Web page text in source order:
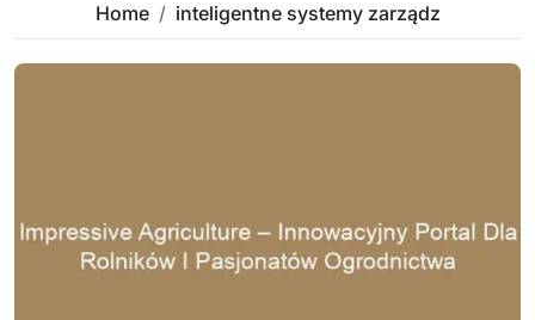
Home inteligentne systemy zarządz